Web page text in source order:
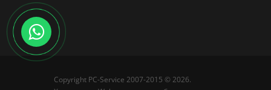
Copyright PC-Service 2007-2015 © 2026.